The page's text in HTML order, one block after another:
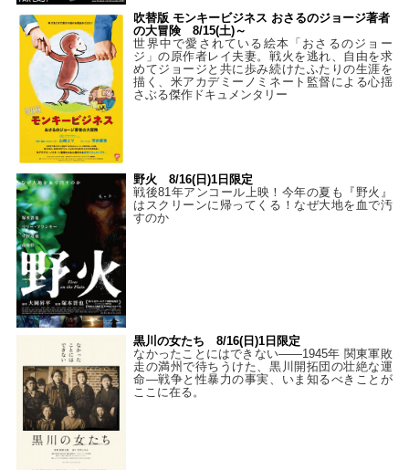
吹替版 モンキービジネス おさるのジョージ著者
の大冒険 8/15(土)～
世界中で愛されている絵本「おさるのジョー
ジ」の原作者レイ夫妻。戦火を逃れ、自由を求
めてジョージと共に歩み続けたふたりの生涯を
描く、米アカデミーノミネート監督による心揺
さぶる傑作ドキュメンタリー
野火 8/16(日)1日限定
戦後81年アンコール上映！今年の夏も『野火』
はスクリーンに帰ってくる！なぜ大地を血で汚
すのか
黒川の女たち 8/16(日)1日限定
なかったことにはできない——1945年 関東軍敗
走の満州で待ちうけた、黒川開拓団の壮絶な運
命―戦争と性暴力の事実、いま知るべきことが
ここに在る。